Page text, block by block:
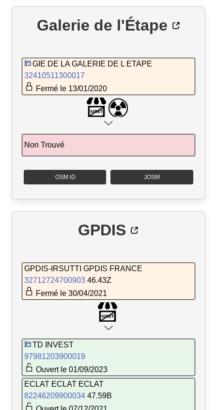
Galerie de l'Étape
GIE DE LA GALERIE DE L ETAPE
32410511300017
Fermé le 13/01/2020
Non Trouvé
OSM iD JOSM
GPDIS
GPDIS-IRSUTTI GPDIS FRANCE
32712724700903 46.43Z
Fermé le 30/04/2021
TD INVEST
97981203900019
Ouvert le 01/09/2023
ECLAT ECLAT ECLAT
82246209900034 47.59B